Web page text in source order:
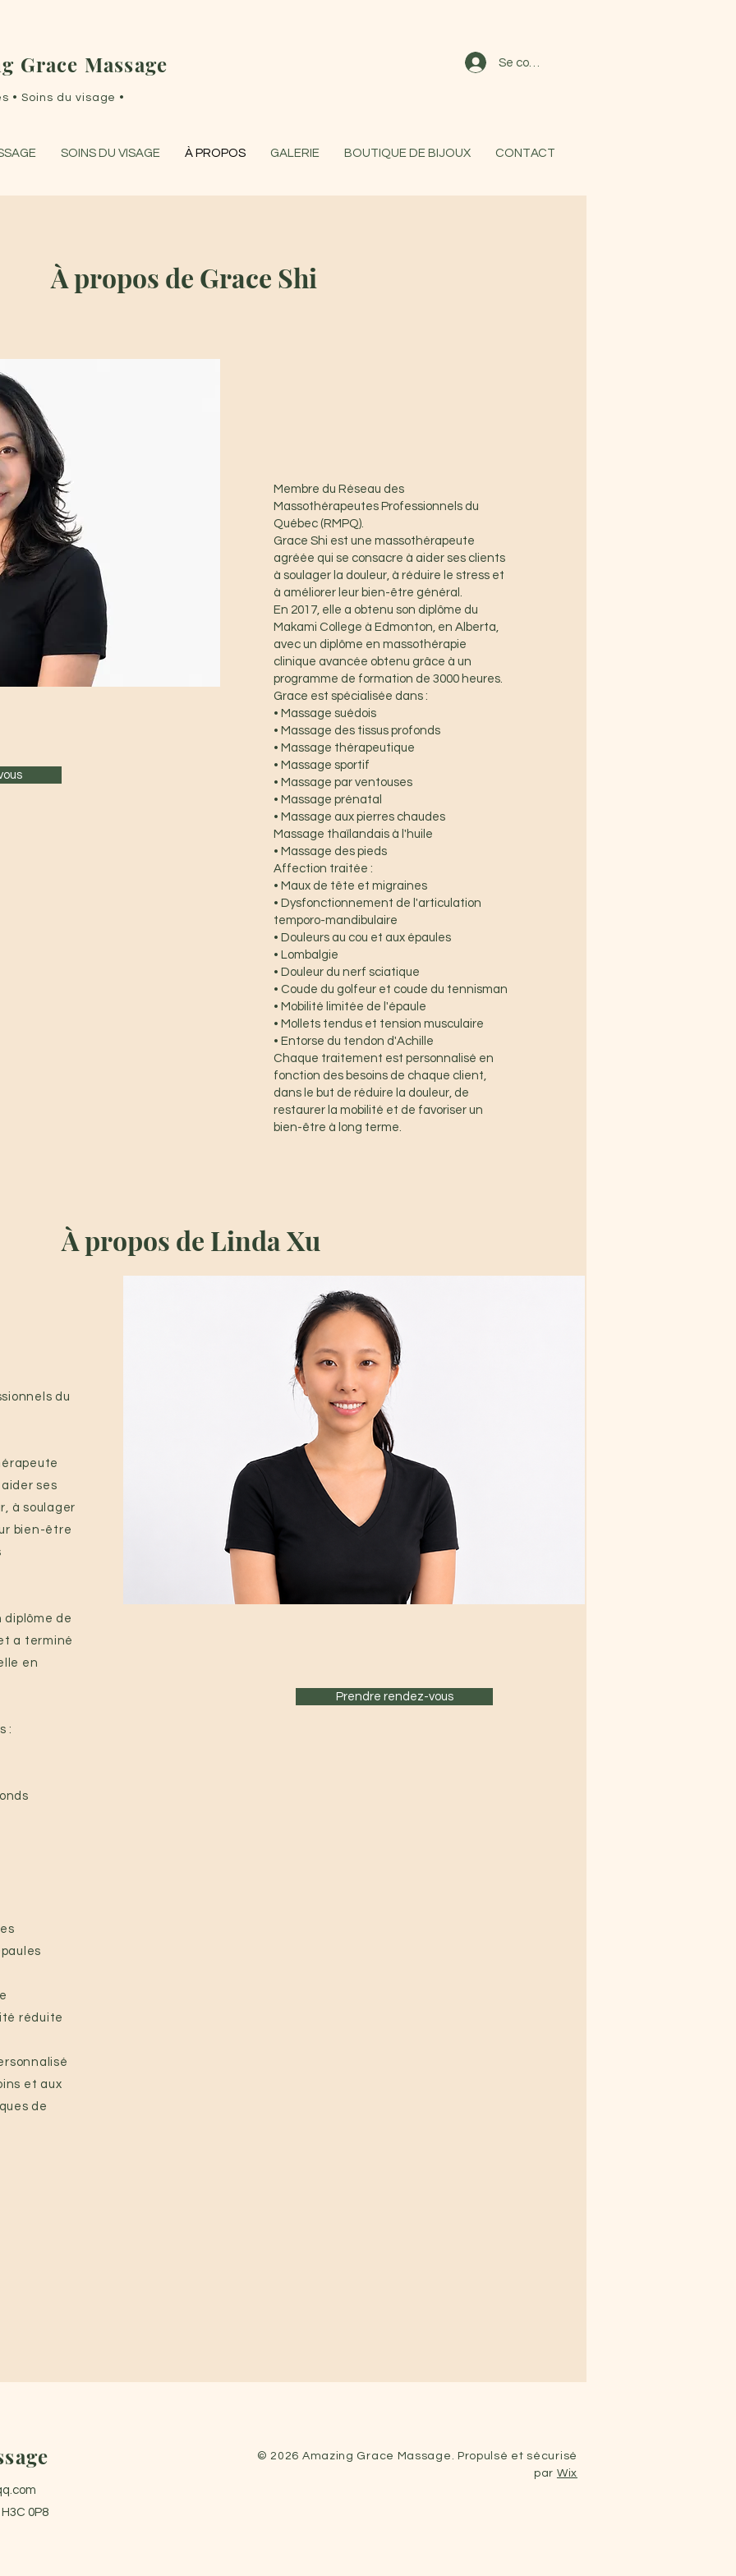
Grace Massage
• Soins du visage •
SOINS DU VISAGE À PROPOS GALERIE BOUTIQUE DE BIJOUX CONTACT
Se connecter
À propos de Grace Shi
Membre du Réseau des
Massothérapeutes Professionnels du
Québec (RMPQ).
Grace Shi est une massothérapeute
agréée qui se consacre à aider ses clients
à soulager la douleur, à réduire le stress et
à améliorer leur bien-être général.
En 2017, elle a obtenu son diplôme du
Makami College à Edmonton, en Alberta,
avec un diplôme en massothérapie
clinique avancée obtenu grâce à un
programme de formation de 3000 heures.
Grace est spécialisée dans :
• Massage suédois
• Massage des tissus profonds
• Massage thérapeutique
• Massage sportif
• Massage par ventouses
• Massage prénatal
• Massage aux pierres chaudes
Massage thaïlandais à l'huile
• Massage des pieds
Affection traitée :
• Maux de tête et migraines
• Dysfonctionnement de l'articulation
temporo-mandibulaire
• Douleurs au cou et aux épaules
• Lombalgie
• Douleur du nerf sciatique
• Coude du golfeur et coude du tennisman
• Mobilité limitée de l'épaule
• Mollets tendus et tension musculaire
• Entorse du tendon d'Achille
Chaque traitement est personnalisé en
fonction des besoins de chaque client,
dans le but de réduire la douleur, de
restaurer la mobilité et de favoriser un
bien-être à long terme.
À propos de Linda Xu
du
ses
à soulager
bien-être
diplôme de
a terminé
en
:
réduite
et aux
de
Prendre rendez-vous
0P8
© 2026 Amazing Grace Massage. Propulsé et sécurisé
par Wix